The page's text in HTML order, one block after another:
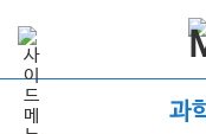
과